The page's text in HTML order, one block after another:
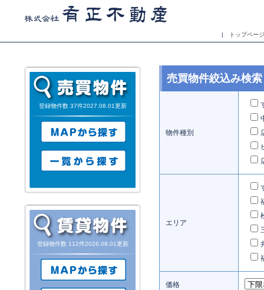
| トップページ
登録物件数 37件2027.08.01更新
登録物件数 112件2026.08.01更新
売買物件絞込み検
物件種別
エリア
価格